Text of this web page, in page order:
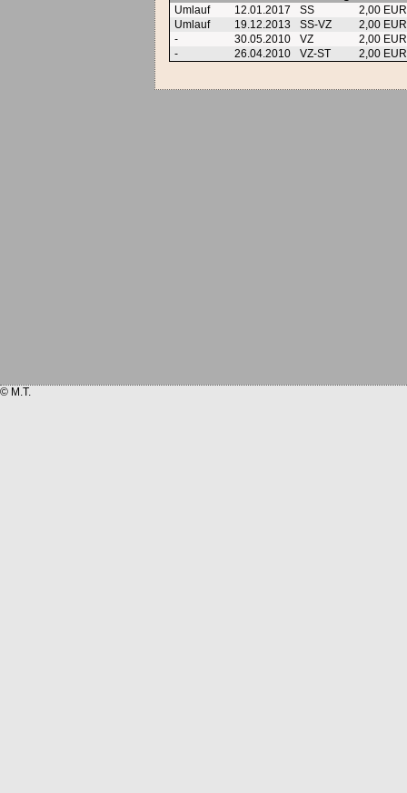
Umlauf
12.01.2017 SS
2,00 EUR
Umlauf
19.12.2013 SS-VZ
2,00 EUR
-
30.05.2010 VZ
2,00 EUR
-
26.04.2010 VZ-ST 2,00 EUR
© M.T.